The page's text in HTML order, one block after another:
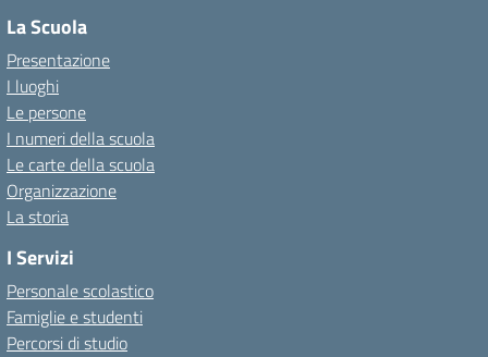
La Scuola
Presentazione
I luoghi
Le persone
I numeri della scuola
Le carte della scuola
Organizzazione
La storia
I Servizi
Personale scolastico
Famiglie e studenti
Percorsi di studio